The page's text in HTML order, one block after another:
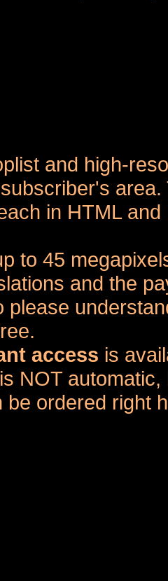
and high-
in HTML
to 45
and the
please
access is
NOT
be ordered right